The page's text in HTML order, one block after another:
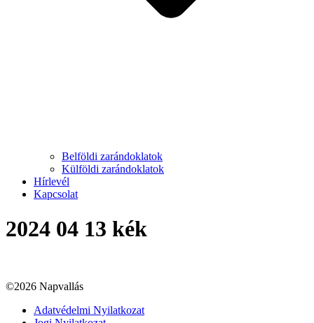
Belföldi zarándoklatok
Külföldi zarándoklatok
Hírlevél
Kapcsolat
2024 04 13 kék
©2026 Napvallás
Adatvédelmi Nyilatkozat